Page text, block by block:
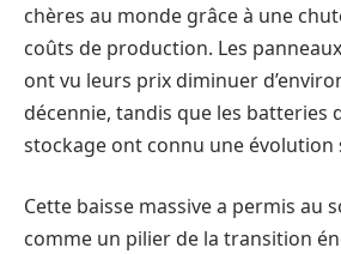
chères au monde grâce à une
coûts de production. Les
ont vu leurs prix diminuer
décennie, tandis que les batteries
stockage ont connu une évolution
Cette baisse massive a permis au
comme un pilier de la transition